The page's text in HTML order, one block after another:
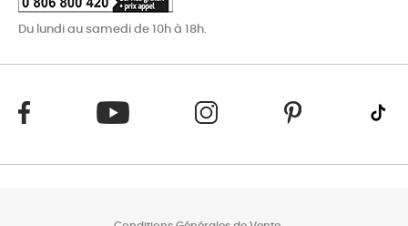
Du lundi au samedi de 10h à 18h.